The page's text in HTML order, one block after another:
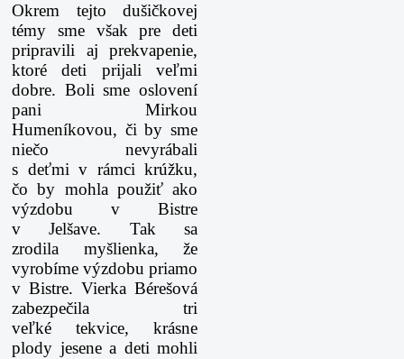
Okrem tejto dušičkovej
témy sme však pre deti
pripravili aj prekvapenie,
ktoré deti prijali veľmi
dobre. Boli sme oslovení
pani Mirkou
Humeníkovou, či by sme
niečo nevyrábali
s deťmi v rámci krúžku,
čo by mohla použiť ako
výzdobu v Bistre
v Jelšave. Tak sa
zrodila myšlienka, že
vyrobíme výzdobu priamo
v Bistre. Vierka Bérešová
zabezpečila tri
veľké tekvice, krásne
plody jesene a deti mohli